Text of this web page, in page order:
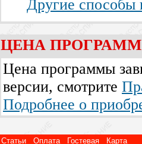
Другие способы
ЦЕНА
Цена программы
версии, смотрите
Подробнее о
Статьи Оплата Гостевая Карта